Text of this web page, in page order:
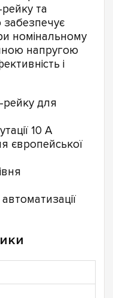
та
номінальному
напругою
і
для
10 А
європейської